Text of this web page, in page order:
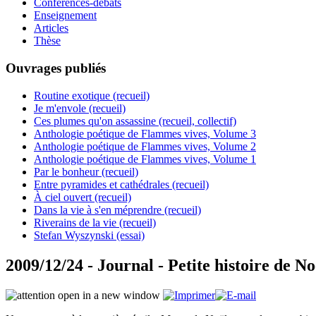
Conférences-débats
Enseignement
Articles
Thèse
Ouvrages publiés
Routine exotique (recueil)
Je m'envole (recueil)
Ces plumes qu'on assassine (recueil, collectif)
Anthologie poétique de Flammes vives, Volume 3
Anthologie poétique de Flammes vives, Volume 2
Anthologie poétique de Flammes vives, Volume 1
Par le bonheur (recueil)
Entre pyramides et cathédrales (recueil)
À ciel ouvert (recueil)
Dans la vie à s'en méprendre (recueil)
Riverains de la vie (recueil)
Stefan Wyszynski (essai)
2009/12/24 - Journal - Petite histoire de